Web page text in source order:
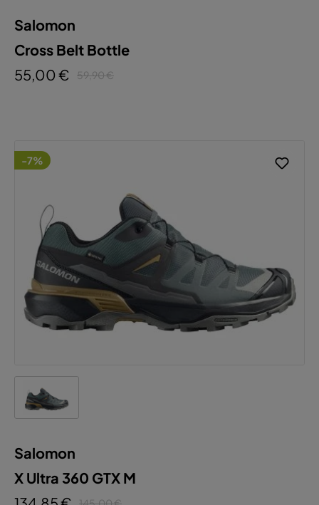
Salomon
Cross Belt Bottle
55,00 €
59,90 €
-7%
Salomon
X Ultra 360 GTX M